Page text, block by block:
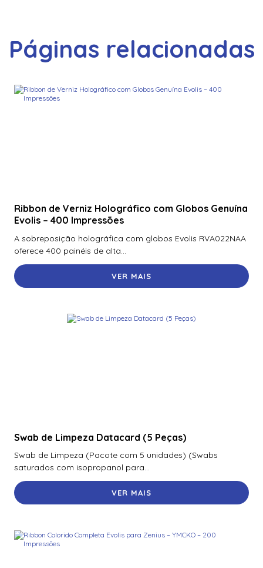
Páginas relacionadas
Ribbon de Verniz Holográfico com Globos Genuína
Evolis – 400 Impressões
A sobreposição holográfica com globos Evolis RVA022NAA
oferece 400 painéis de alta...
VER MAIS
Swab de Limpeza Datacard (5 Peças)
Swab de Limpeza (Pacote com 5 unidades) (Swabs
saturados com isopropanol para...
VER MAIS